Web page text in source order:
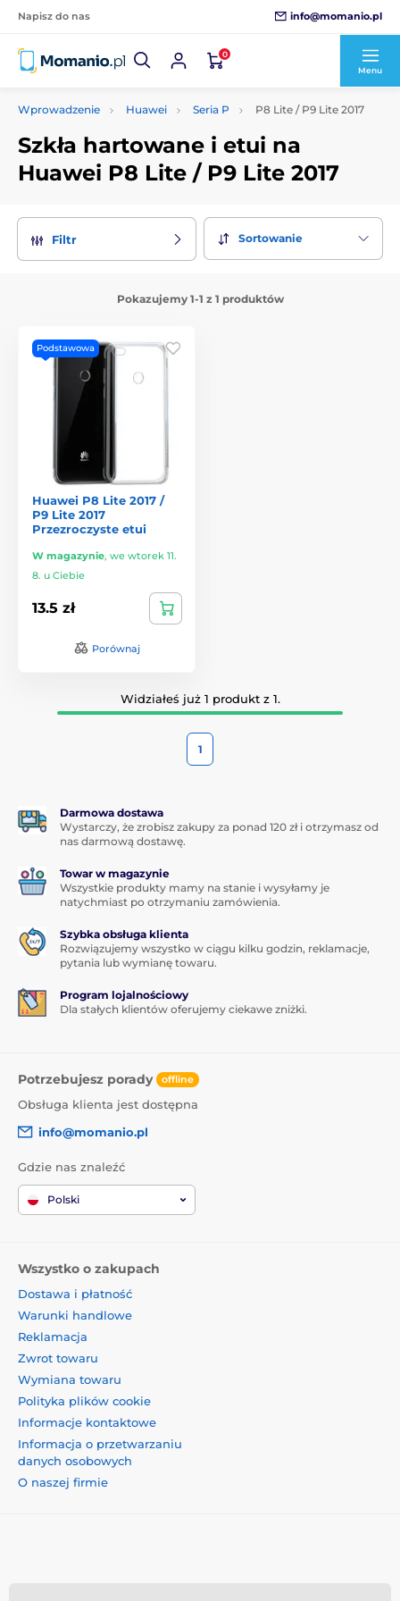
Napisz do nas info@momanio.pl
0
Menu
Wprowadzenie Huawei Seria P P8 Lite / P9 Lite 2017
Szkła hartowane i etui na
Huawei P8 Lite / P9 Lite 2017
Filtr Sortowanie
Pokazujemy 1-1 z 1 produktów
Podstawowa
Huawei P8 Lite 2017 /
P9 Lite 2017
Przezroczyste etui
W magazynie, we wtorek 11.
8. u Ciebie
13.5 zł
Porównaj
Widziałeś już 1 produkt z 1.
1
Darmowa dostawa
Wystarczy, że zrobisz zakupy za ponad 120 zł i otrzymasz od
nas darmową dostawę.
Towar w magazynie
Wszystkie produkty mamy na stanie i wysyłamy je
natychmiast po otrzymaniu zamówienia.
Szybka obsługa klienta
Rozwiązujemy wszystko w ciągu kilku godzin, reklamacje,
pytania lub wymianę towaru.
Program lojalnościowy
Dla stałych klientów oferujemy ciekawe zniżki.
Potrzebujesz porady offline
Obsługa klienta jest dostępna
info@momanio.pl
Gdzie nas znaleźć
Polski
Wszystko o zakupach
Dostawa i płatność
Warunki handlowe
Reklamacja
Zwrot towaru
Wymiana towaru
Polityka plików cookie
Informacje kontaktowe
Informacja o przetwarzaniu
danych osobowych
O naszej firmie